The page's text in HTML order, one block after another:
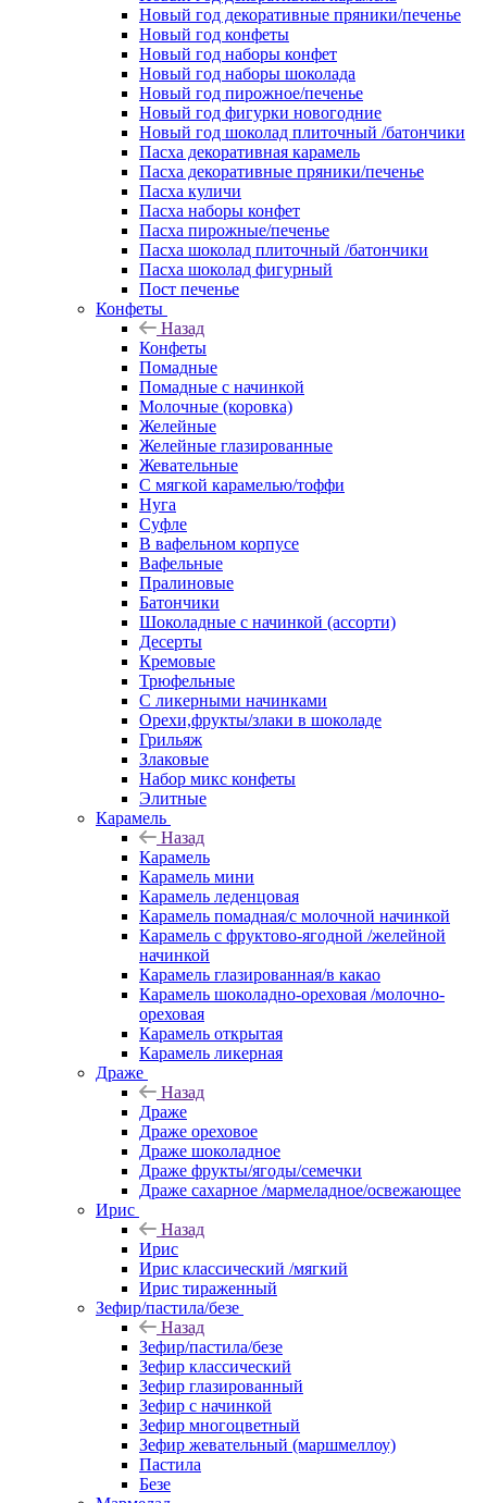
Новый год декоративные пряники/печенье
Новый год конфеты
Новый год наборы конфет
Новый год наборы шоколада
Новый год пирожное/печенье
Новый год фигурки новогодние
Новый год шоколад плиточный /батончики
Пасха декоративная карамель
Пасха декоративные пряники/печенье
Пасха куличи
Пасха наборы конфет
Пасха пирожные/печенье
Пасха шоколад плиточный /батончики
Пасха шоколад фигурный
Пост печенье
Конфеты
Назад
Конфеты
Помадные
Помадные с начинкой
Молочные (коровка)
Желейные
Желейные глазированные
Жевательные
С мягкой карамелью/тоффи
Нуга
Суфле
В вафельном корпусе
Вафельные
Пралиновые
Батончики
Шоколадные с начинкой (ассорти)
Десерты
Кремовые
Трюфельные
С ликерными начинками
Орехи,фрукты/злаки в шоколаде
Грильяж
Злаковые
Набор микс конфеты
Элитные
Карамель
Назад
Карамель
Карамель мини
Карамель леденцовая
Карамель помадная/с молочной начинкой
Карамель с фруктово-ягодной /желейной
начинкой
Карамель глазированная/в какао
Карамель шоколадно-ореховая /молочно-
ореховая
Карамель открытая
Карамель ликерная
Драже
Назад
Драже
Драже ореховое
Драже шоколадное
Драже фрукты/ягоды/семечки
Драже сахарное /мармеладное/освежающее
Ирис
Назад
Ирис
Ирис классический /мягкий
Ирис тираженный
Зефир/пастила/безе
Назад
Зефир/пастила/безе
Зефир классический
Зефир глазированный
Зефир с начинкой
Зефир многоцветный
Зефир жевательный (маршмеллоу)
Пастила
Безе